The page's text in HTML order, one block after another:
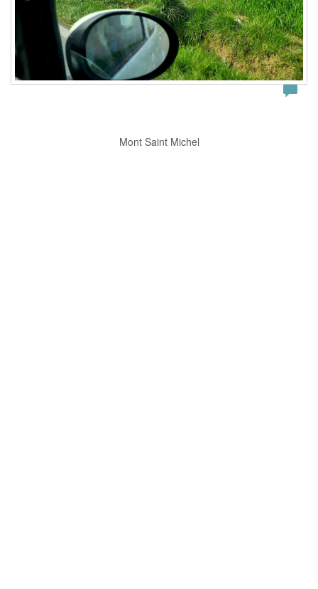
Mont Saint Michel